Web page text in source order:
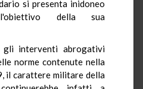
si presenta inidoneo
della sua
interventi abrogativi
norme contenute nella
il carattere militare della